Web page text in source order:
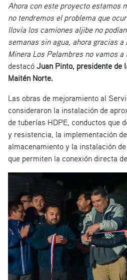
Ahora con este proyecto estamos
no tendremos el problema que
llovía los camiones aljibe no
semanas sin agua, ahora gracias
Minera Los Pelambres no vamos a
destacó Juan Pinto, presidente de
Maitén Norte.
Las obras de mejoramiento al
consideraron la instalación de
de tuberías HDPE, conductos que
y resistencia, la implementación
almacenamiento y la instalación
que permiten la conexión directa